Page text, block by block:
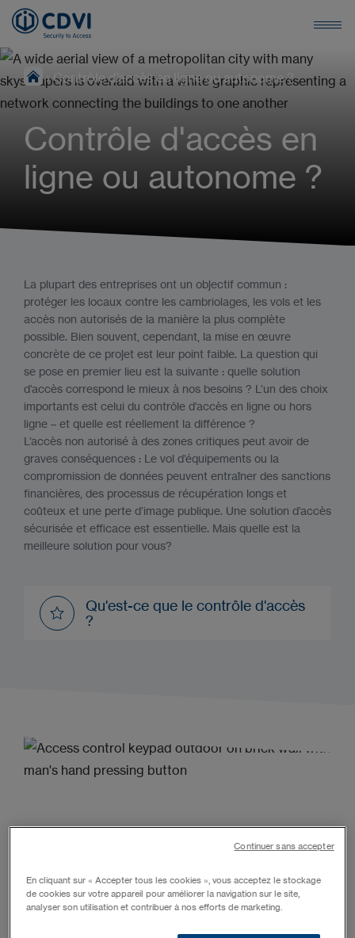
›Contrôle d’accès en ligne ou autonome ?
Contrôle d'accès en
ligne ou autonome ?
La plupart des entreprises ont un objectif commun :
protéger les locaux contre les cambriolages, les vols et les
accès non autorisés de la manière la plus complète
possible. Bien souvent, cependant, la mise en œuvre
concrète de ce projet est leur point faible. La question qui
se pose en premier lieu est la suivante : quelle solution
d’accès correspond le mieux à nos besoins ? L’un des choix
importants est celui du contrôle d’accès en ligne ou hors
ligne – et quelle est réellement la différence ?
L’accès non autorisé à des zones critiques peut avoir de
graves conséquences : Le vol d’équipements ou la
compromission de données peuvent entraîner des sanctions
financières, des processus de récupération longs et
coûteux et une perte d’image publique. Une solution d’accès
sécurisée et efficace est essentielle. Mais quelle est la
meilleure solution pour vous?
Qu'est-ce que le contrôle d'accès
?
En cliquant sur « Accepter tous les cookies », vous acceptez le stockage
de cookies sur votre appareil pour améliorer la navigation sur le site,
analyser son utilisation et contribuer à nos efforts de marketing.
Continuer sans accepter